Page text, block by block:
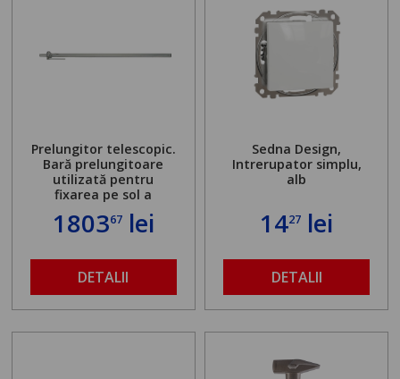
Prelungitor telescopic.
Bară prelungitoare
utilizată pentru
fixarea pe sol a
găurit în locul
maximă admisă de 500
kg și înălțime reglabilă
de la 1,8 la 2,9 m
180367lei
DETALII
Sedna Design,
Intrerupator simplu,
alb
1427 lei
DETALII